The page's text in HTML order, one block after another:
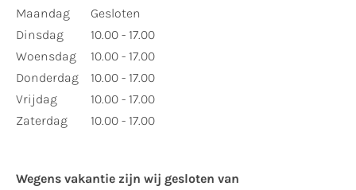
Maandag
Dinsdag
Woensdag
Donderdag
Vrijdag
Zaterdag
Gesloten
10.00 - 17.00
10.00 - 17.00
10.00 - 17.00
10.00 - 17.00
10.00 - 17.00
Wegens vakantie zijn wij gesloten van ​